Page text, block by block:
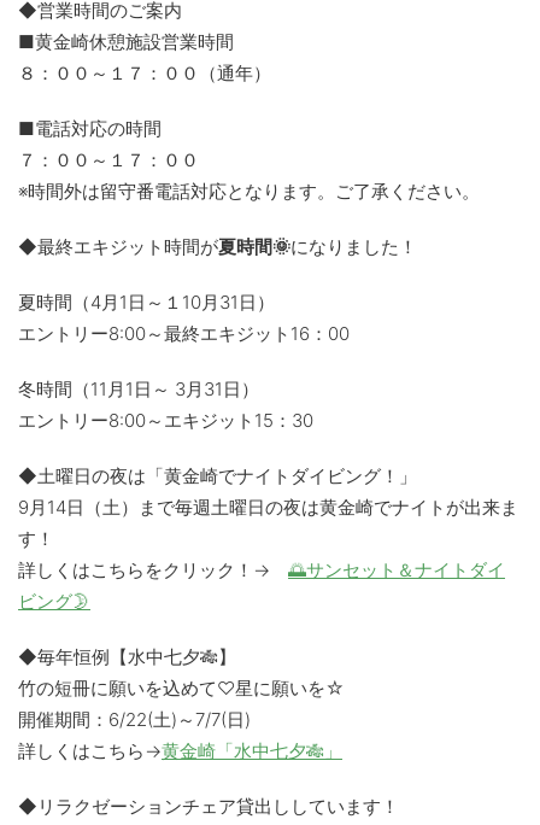
◆営業時間のご案内
■黄金崎休憩施設営業時間
８：００～１７：００（通年）
■電話対応の時間
７：００～１７：００
※時間外は留守番電話対応となります。ご了承ください。
◆最終エキジット時間が夏時間🌞になりました！
夏時間（4月1日～１10月31日）
エントリー8:00～最終エキジット16：00
冬時間（11月1日～ 3月31日）
エントリー8:00～エキジット15：30
◆土曜日の夜は「黄金崎でナイトダイビング！」
9月14日（土）まで毎週土曜日の夜は黄金崎でナイトが出来ま
す！
詳しくはこちらをクリック！→ 🌅サンセット＆ナイトダイ
ビング🌛
◆毎年恒例【水中七夕🎋】
竹の短冊に願いを込めて♡星に願いを☆
開催期間：6/22(土)～7/7(日)
詳しくはこちら→黄金崎「水中七夕🎋」
◆リラクゼーションチェア貸出ししています！